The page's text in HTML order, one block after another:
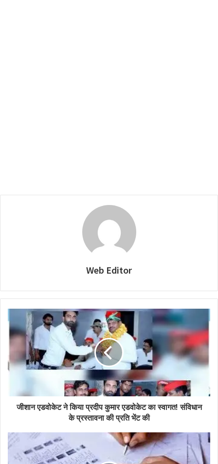
Web Editor
जीशान एडवोकेट ने किया प्रदीप कुमार एडवोकेट का स्वागत! संविधान
के प्रस्तावना की प्रति भेंट की